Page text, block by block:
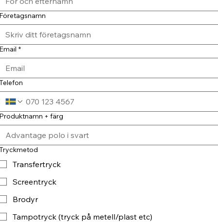
*
+ färg
Transfertryck
Screentryck
Brodyr
Tampotryck (tryck på metell/plast etc)